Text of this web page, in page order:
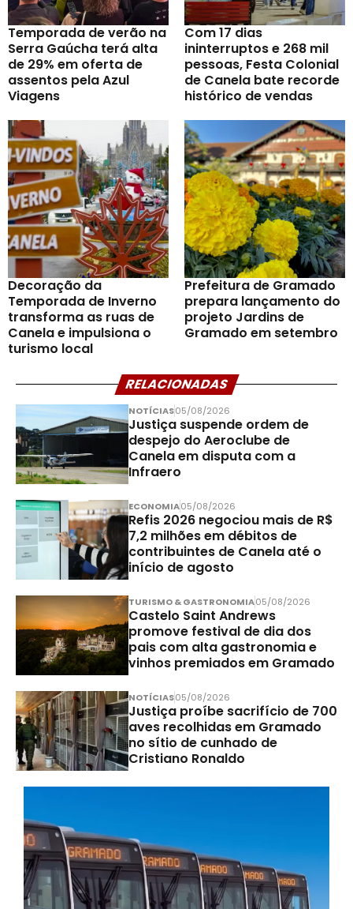
Temporada de verão na
Serra Gaúcha terá alta
de 29% em oferta de
assentos pela Azul
Viagens
Com 17 dias
ininterruptos e 268 mil
pessoas, Festa Colonial
de Canela bate recorde
histórico de vendas
Decoração da
Temporada de Inverno
transforma as ruas de
Canela e impulsiona o
turismo local
Prefeitura de Gramado
prepara lançamento do
projeto Jardins de
Gramado em setembro
RELACIONADAS
NOTÍCIAS05/08/2026
Justiça suspende ordem de
despejo do Aeroclube de
Canela em disputa com a
Infraero
ECONOMIA05/08/2026
Refis 2026 negociou mais de R$
7,2 milhões em débitos de
contribuintes de Canela até o
início de agosto
TURISMO & GASTRONOMIA05/08/2026
Castelo Saint Andrews
promove festival de dia dos
pais com alta gastronomia e
vinhos premiados em Gramado
NOTÍCIAS05/08/2026
Justiça proíbe sacrifício de 700
aves recolhidas em Gramado
no sítio de cunhado de
Cristiano Ronaldo